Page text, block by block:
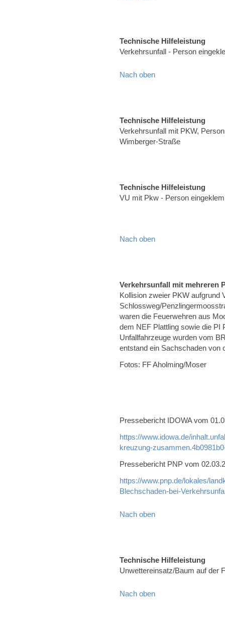
Technische Hilfeleistung
Verkehrsunfall - Person
Nach oben
Technische Hilfeleistung
Verkehrsunfall mit PKW,
Wimberger-Straße
Technische Hilfeleistung
VU mit Pkw - Person
Nach oben
Verkehrsunfall mit mehreren
Kollision zweier PKW aufgrund
Schlossweg/
waren die Feuerwehren aus
dem NEF Plattling sowie die PI
Unfallfahrzeuge wurden vom
entstand ein Sachschaden von
Fotos: FF Aholming/Moser
Pressebericht IDOWA vom
https://www.idowa.de/
kreuzung-
Pressebericht PNP vom
https://www.pnp.de/lokales/
Blechschaden-bei-
Nach oben
Technische Hilfeleistung
Unwettereinsatz/Baum auf der
Nach oben